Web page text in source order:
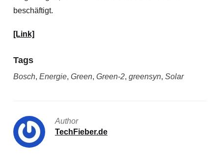
beschäftigt.
[Link]
Tags
Bosch, Energie, Green, Green-2, greensyn, Solar
Author
TechFieber.de